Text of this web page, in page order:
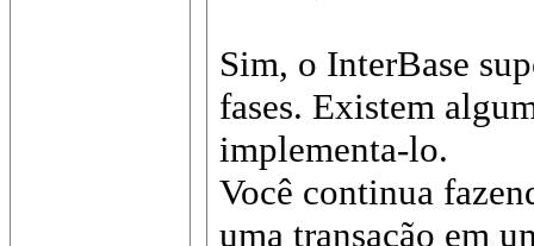
Sim, o InterBase
fases. Existem
implementa-lo.
Você continua
uma transação em